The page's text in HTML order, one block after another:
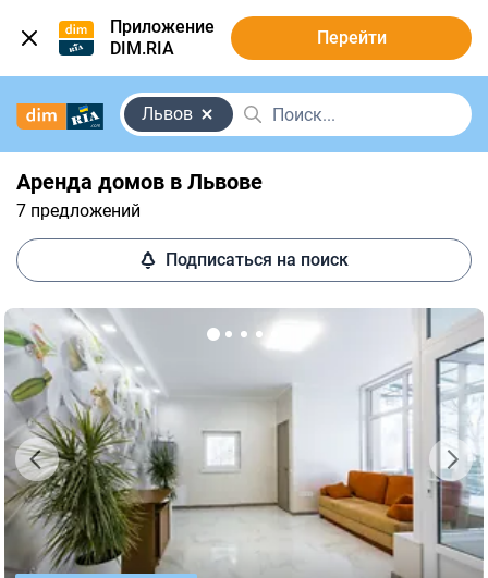
Приложение
DIM.RIA
Перейти
Львов
Аренда домов в Львове
7 предложений
Подписаться на поиск